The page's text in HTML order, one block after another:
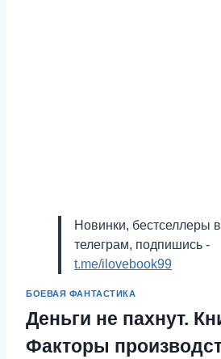
Новинки, бестселлеры
телеграм, подпишись -
t.me/ilovebook99
БОЕВАЯ ФАНТАСТИКА
Деньги не пахнут.
Факторы